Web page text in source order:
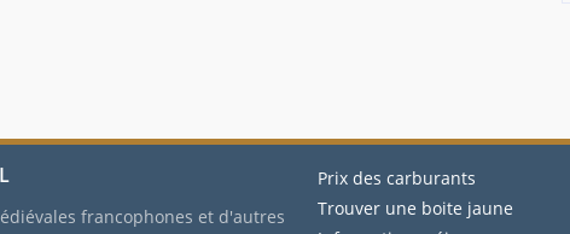
francophones et d'autres
Prix des carburants
Trouver une boite jaune